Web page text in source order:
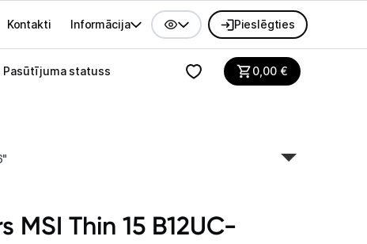
Galvenes izvēlne
Kontakti Informācija Pieslēgties
Pasūtījuma statuss 0,00€
Thin 15 B12UC-